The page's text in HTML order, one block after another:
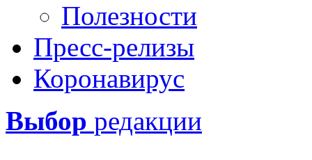
Полезности
Пресс-релизы
Коронавирус
Выбор редакции